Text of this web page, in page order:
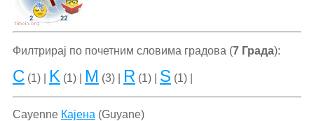
Филтрирај по почетним словима градова (7 Града):
C (1) | K (1) | M (3) | R (1) | S (1) |
Cayenne Кајена (Guyane)